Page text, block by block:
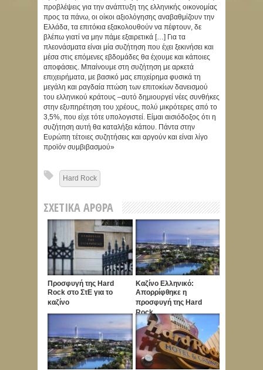
προβλέψεις για την ανάπτυξη της ελληνικής οικονομίας
προς τα πάνω, οι οίκοι αξιολόγησης αναβαθμίζουν την
Ελλάδα, τα επιτόκια εξακολουθούν να πέφτουν, δε
βλέπω γιατί να μην πάμε εξαιρετικά […] Για τα
πλεονάσματα είναι μία συζήτηση που έχει ξεκινήσει και
μέσα στις επόμενες εβδομάδες θα έχουμε και κάποιες
αποφάσεις. Μπαίνουμε στη συζήτηση με αρκετά
επιχειρήματα, με βασικό μας επιχείρημα φυσικά τη
μεγάλη και ραγδαία πτώση των επιτοκίων δανεισμού
του ελληνικού κράτους –αυτό δημιουργεί νέες συνθήκες
στην εξυπηρέτηση του χρέους, πολύ μικρότερες από το
3,5%, που είχε τότε υπολογιστεί. Είμαι αισιόδοξος ότι η
συζήτηση αυτή θα καταλήξει κάπου. Πάντα στην
Ευρώπη τέτοιες συζητήσεις και αργούν και είναι λίγο
προϊόν συμβιβασμού»
Hard Rock
ΣΧΕΤΙΚΆ ΆΡΘΡΑ
Προσφυγή της Hard
Rock στο ΣτΕ για το
καζίνο
Καζίνο Ελληνικό:
Απορρίφθηκε η
προσφυγή της Hard
Rock